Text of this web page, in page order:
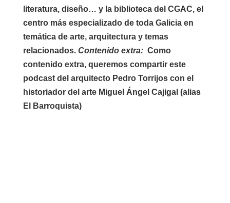
literatura, diseño… y la biblioteca del CGAC, el
centro más especializado de toda Galicia en
temática de arte, arquitectura y temas
relacionados. Contenido extra: Como
contenido extra, queremos compartir este
podcast del arquitecto Pedro Torrijos con el
historiador del arte Miguel Ángel Cajigal (alias
El Barroquista)